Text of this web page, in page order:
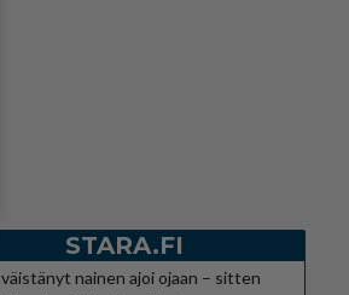
STARA.FI
nainen ajoi ojaan – sitten